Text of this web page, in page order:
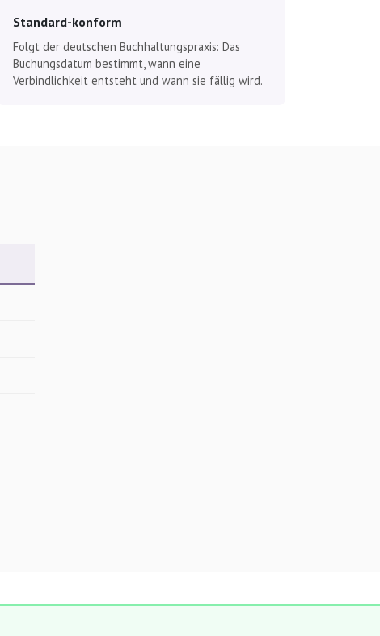
Standard-konform
Folgt der deutschen Buchhaltungspraxis: Das
Buchungsdatum bestimmt, wann eine
Verbindlichkeit entsteht und wann sie fällig wird.